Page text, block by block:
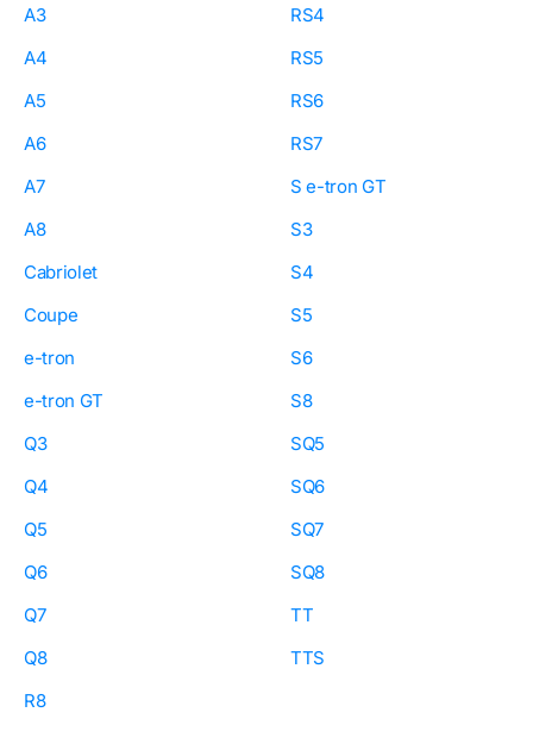
A3
A4
A5
A6
A7
A8
Cabriolet
Coupe
e-tron
e-tron GT
Q3
Q4
Q5
Q6
Q7
Q8
R8
RS4
RS5
RS6
RS7
S e-tron GT
S3
S4
S5
S6
S8
SQ5
SQ6
SQ7
SQ8
TT
TTS